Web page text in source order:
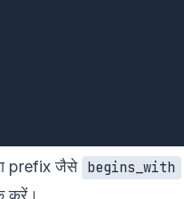
prefix जैसे begins_with
करें।